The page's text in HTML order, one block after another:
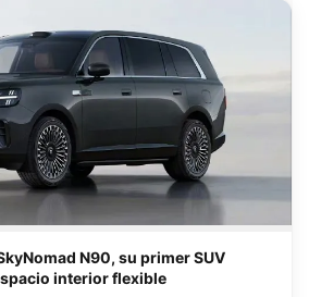
N90, su primer SUV
interior flexible